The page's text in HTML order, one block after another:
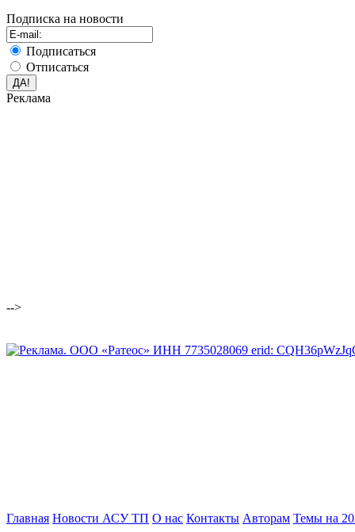
Подписка на новости
Подписаться
Отписаться
Реклама
-->
Главная Новости АСУ ТП О нас Контакты Авторам Темы на